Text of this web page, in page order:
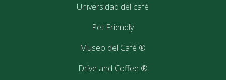
Universidad del café
Pet Friendly
Museo del Café ®
Drive and Coffee ®